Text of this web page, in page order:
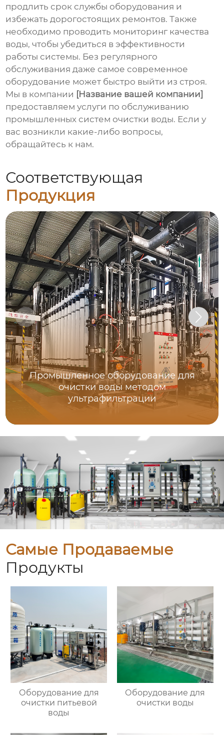
продлить срок службы оборудования и
избежать дорогостоящих ремонтов. Также
необходимо проводить мониторинг качества
воды, чтобы убедиться в эффективности
работы системы. Без регулярного
обслуживания даже самое современное
оборудование может быстро выйти из строя.
Мы в компании [Название вашей компании]
предоставляем услуги по обслуживанию
промышленных систем очистки воды. Если у
вас возникли какие-либо вопросы,
обращайтесь к нам.
Соответствующая
Продукция
Промышленное оборудование для
очистки воды методом
ультрафильтрации
Самые Продаваемые
Продукты
Оборудование для
очистки питьевой
воды
Оборудование для
очистки воды